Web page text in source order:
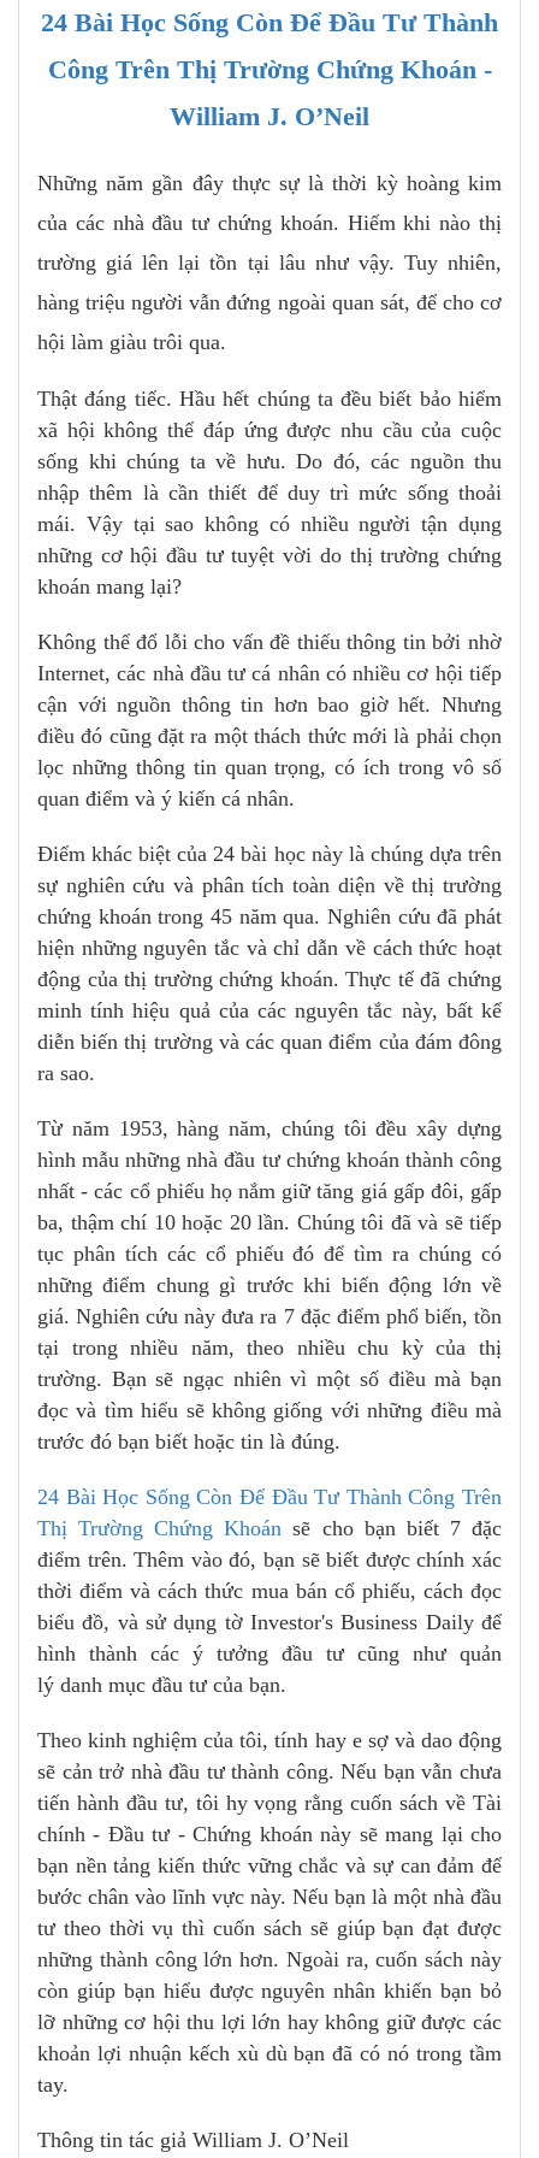
24 Bài Học Sống Còn Để Đầu Tư Thành
Công Trên Thị Trường Chứng Khoán -
William J. O’Neil
Những năm gần đây thực sự là thời kỳ hoàng kim
của các nhà đầu tư chứng khoán. Hiếm khi nào thị
trường giá lên lại tồn tại lâu như vậy. Tuy nhiên,
hàng triệu người vẫn đứng ngoài quan sát, để cho cơ
hội làm giàu trôi qua.
Thật đáng tiếc. Hầu hết chúng ta đều biết bảo hiểm
xã hội không thể đáp ứng được nhu cầu của cuộc
sống khi chúng ta về hưu. Do đó, các nguồn thu
nhập thêm là cần thiết để duy trì mức sống thoải
mái. Vậy tại sao không có nhiều người tận dụng
những cơ hội đầu tư tuyệt vời do thị trường chứng
khoán mang lại?
Không thể đổ lỗi cho vấn đề thiếu thông tin bởi nhờ
Internet, các nhà đầu tư cá nhân có nhiều cơ hội tiếp
cận với nguồn thông tin hơn bao giờ hết. Nhưng
điều đó cũng đặt ra một thách thức mới là phải chọn
lọc những thông tin quan trọng, có ích trong vô số
quan điểm và ý kiến cá nhân.
Điểm khác biệt của 24 bài học này là chúng dựa trên
sự nghiên cứu và phân tích toàn diện về thị trường
chứng khoán trong 45 năm qua. Nghiên cứu đã phát
hiện những nguyên tắc và chỉ dẫn về cách thức hoạt
động của thị trường chứng khoán. Thực tế đã chứng
minh tính hiệu quả của các nguyên tắc này, bất kể
diễn biến thị trường và các quan điểm của đám đông
ra sao.
Từ năm 1953, hàng năm, chúng tôi đều xây dựng
hình mẫu những nhà đầu tư chứng khoán thành công
nhất - các cổ phiếu họ nắm giữ tăng giá gấp đôi, gấp
ba, thậm chí 10 hoặc 20 lần. Chúng tôi đã và sẽ tiếp
tục phân tích các cổ phiếu đó để tìm ra chúng có
những điểm chung gì trước khi biến động lớn về
giá. Nghiên cứu này đưa ra 7 đặc điểm phổ biến, tồn
tại trong nhiều năm, theo nhiều chu kỳ của thị
trường. Bạn sẽ ngạc nhiên vì một số điều mà bạn
đọc và tìm hiểu sẽ không giống với những điều mà
trước đó bạn biết hoặc tin là đúng.
24 Bài Học Sống Còn Để Đầu Tư Thành Công Trên
Thị Trường Chứng Khoánsẽ cho bạn biết 7 đặc
điểm trên. Thêm vào đó, bạn sẽ biết được chính xác
thời điểm và cách thức mua bán cổ phiếu, cách đọc
biểu đồ, và sử dụng tờ Investor's Business Daily để
hình thành các ý tưởng đầu tư cũng như quản
lý danh mục đầu tư của bạn.
Theo kinh nghiệm của tôi, tính hay e sợ và dao động
sẽ cản trở nhà đầu tư thành công. Nếu bạn vẫn chưa
tiến hành đầu tư, tôi hy vọng rằng cuốn sách về Tài
chính - Đầu tư - Chứng khoán này sẽ mang lại cho
bạn nền tảng kiến thức vững chắc và sự can đảm để
bước chân vào lĩnh vực này. Nếu bạn là một nhà đầu
tư theo thời vụ thì cuốn sách sẽ giúp bạn đạt được
những thành công lớn hơn. Ngoài ra, cuốn sách này
còn giúp bạn hiểu được nguyên nhân khiến bạn bỏ
lỡ những cơ hội thu lợi lớn hay không giữ được các
khoản lợi nhuận kếch xù dù bạn đã có nó trong tầm
tay.
Thông tin tác giả William J. O’Neil